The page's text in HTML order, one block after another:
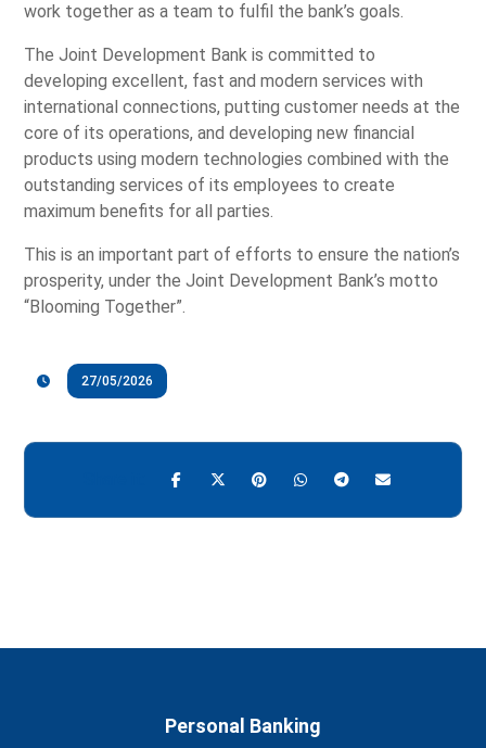
work together as a team to fulfil the bank’s goals.
The Joint Development Bank is committed to
developing excellent, fast and modern services with
international connections, putting customer needs at the
core of its operations, and developing new financial
products using modern technologies combined with the
outstanding services of its employees to create
maximum benefits for all parties.
This is an important part of efforts to ensure the nation’s
prosperity, under the Joint Development Bank’s motto
“Blooming Together”.
27/05/2026
Personal Banking